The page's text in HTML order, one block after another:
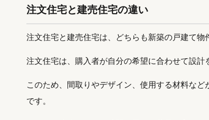
注文住宅と建売住宅の違い
注文住宅と建売住宅は、どちらも新築の戸建て物
注文住宅は、購入者が自分の希望に合わせて設計
このため、間取りやデザイン、使用する材料な
です。